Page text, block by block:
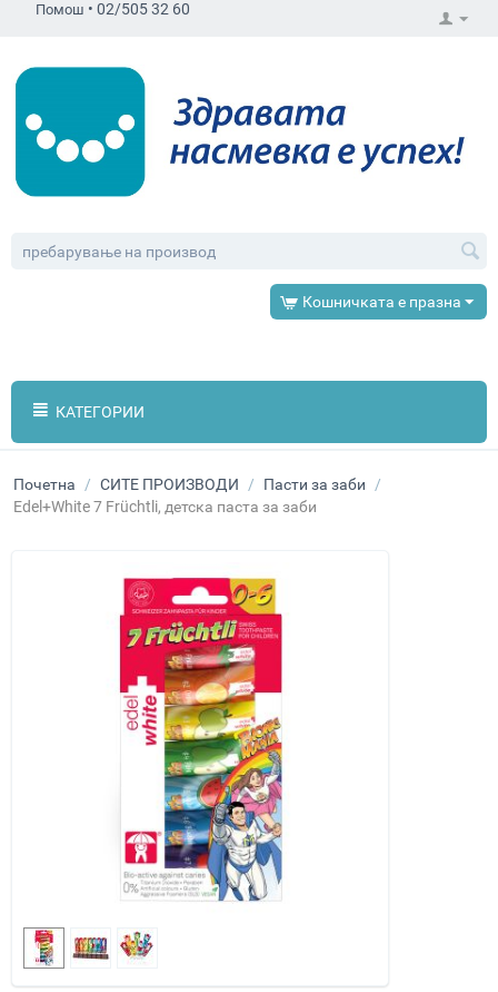
Помош • 02/505 32 60
Кошничката е празна
КАТЕГОРИИ
Почетна / СИТЕ ПРОИЗВОДИ / Пасти за заби /
Edel+White 7 Früchtli, детска паста за заби